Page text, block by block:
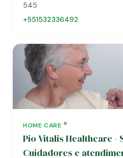
545
+551532336492
HOME CARE
Pio Vitalis Healthcare -
Cuidadores e